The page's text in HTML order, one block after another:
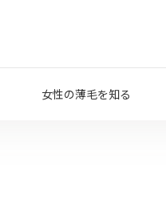
女性の薄毛を知る